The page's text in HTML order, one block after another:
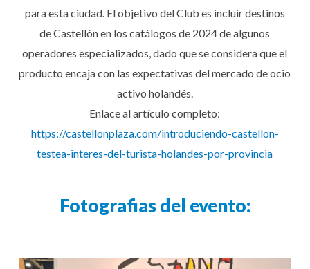
para esta ciudad. El objetivo del Club es incluir destinos
de Castellón en los catálogos de 2024 de algunos
operadores especializados, dado que se considera que el
producto encaja con las expectativas del mercado de ocio
activo holandés.
Enlace al artículo completo:
https://castellonplaza.com/introduciendo-castellon-
testea-interes-del-turista-holandes-por-provincia
Fotografias del evento: